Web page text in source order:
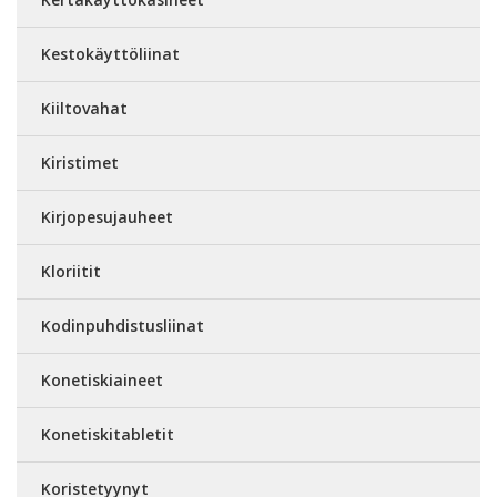
Kestokäyttöliinat
Kiiltovahat
Kiristimet
Kirjopesujauheet
Kloriitit
Kodinpuhdistusliinat
Konetiskiaineet
Konetiskitabletit
Koristetyynyt